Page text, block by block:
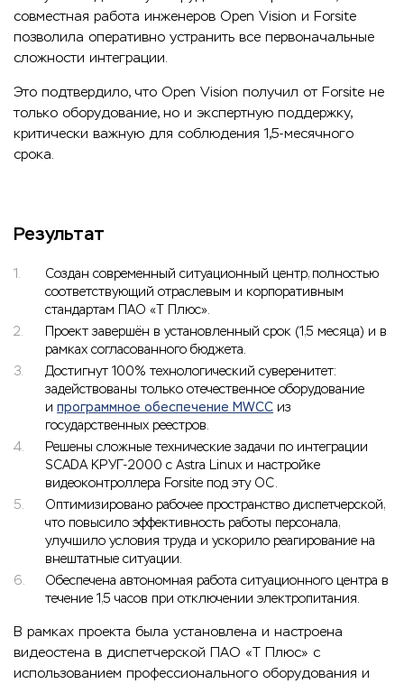
совместная работа инженеров Open Vision и Forsite
позволила оперативно устранить все первоначальные
сложности интеграции.
Это подтвердило, что Open Vision получил от Forsite не
только оборудование, но и экспертную поддержку,
критически важную для соблюдения 1,5‑месячного
срока.
Результат
Создан современный ситуационный центр, полностью
соответствующий отраслевым и корпоративным
стандартам ПАО «Т Плюс».
Проект завершён в установленный срок (1,5 месяца) и в
рамках согласованного бюджета.
Достигнут 100% технологический суверенитет:
задействованы только отечественное оборудование
и программное обеспечение MWCC из
государственных реестров.
Решены сложные технические задачи по интеграции
SCADA КРУГ‑2000 с Astra Linux и настройке
видеоконтроллера Forsite под эту ОС.
Оптимизировано рабочее пространство диспетчерской,
что повысило эффективность работы персонала,
улучшило условия труда и ускорило реагирование на
внештатные ситуации.
Обеспечена автономная работа ситуационного центра в
течение 1,5 часов при отключении электропитания.
В рамках проекта была установлена и настроена
видеостена в диспетчерской ПАО «Т Плюс» с
использованием профессионального оборудования и